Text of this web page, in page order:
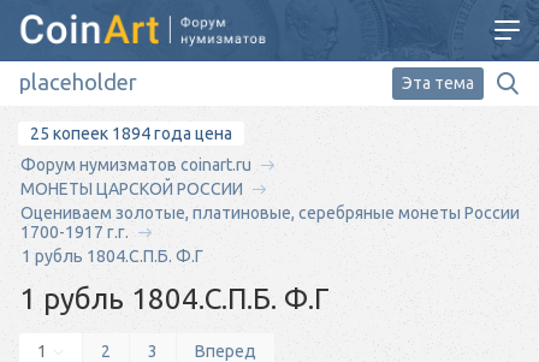
Эта тема
25 копеек 1894 года цена
Форум нумизматов coinart.ru
МОНЕТЫ ЦАРСКОЙ РОССИИ
Оцениваем золотые, платиновые, серебряные монеты России
1700-1917 г.г.
1 рубль 1804.С.П.Б. Ф.Г
1 рубль 1804.С.П.Б. Ф.Г
1 2 3 Вперед